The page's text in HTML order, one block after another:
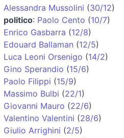
Alessandra Mussolini (30/12)
politico: Paolo Cento (10/7)
Enrico Gasbarra (12/8)
Edouard Ballaman (12/5)
Luca Leoni Orsenigo (14/2)
Gino Sperandio (15/6)
Paolo Filippi (15/9)
Massimo Bulbi (22/1)
Giovanni Mauro (22/6)
Valentino Valentini (28/6)
Giulio Arrighini (2/5)